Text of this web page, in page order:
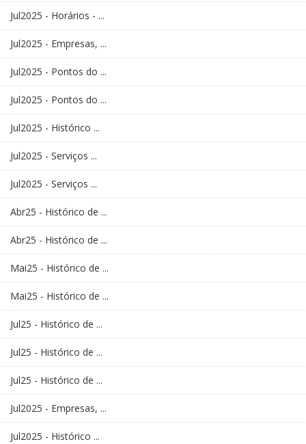
Jul2025 - Horários - ...
Jul2025 - Empresas, ...
Jul2025 - Pontos do ...
Jul2025 - Pontos do ...
Jul2025 - Histórico ...
Jul2025 - Serviços ...
Jul2025 - Serviços ...
Abr25 - Histórico de ...
Abr25 - Histórico de ...
Mai25 - Histórico de ...
Mai25 - Histórico de ...
Jul25 - Histórico de ...
Jul25 - Histórico de ...
Jul25 - Histórico de ...
Jul2025 - Empresas, ...
Jul2025 - Histórico ...